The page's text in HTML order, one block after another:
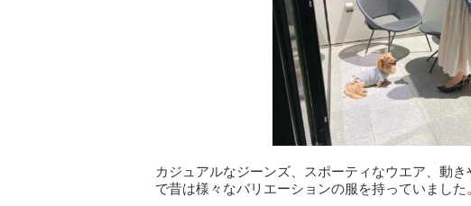
カジュアルなジーンズ、スポーティなウエア、動
で昔は様々なバリエーションの服を持っていました